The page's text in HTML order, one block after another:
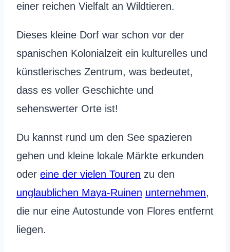
einer reichen Vielfalt an Wildtieren.
Dieses kleine Dorf war schon vor der
spanischen Kolonialzeit ein kulturelles und
künstlerisches Zentrum, was bedeutet,
dass es voller Geschichte und
sehenswerter Orte ist!
Du kannst rund um den See spazieren
gehen und kleine lokale Märkte erkunden
oder eine der vielen Touren zu den
unglaublichen Maya-Ruinen unternehmen,
die nur eine Autostunde von Flores entfernt
liegen.